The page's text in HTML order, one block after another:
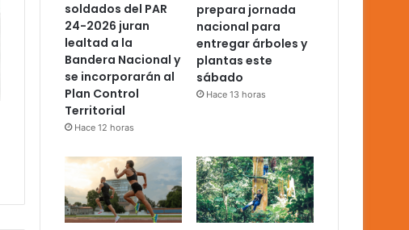
soldados del PAR
24-2026 juran
lealtad a la
Bandera Nacional y
se incorporarán al
Plan Control
Territorial
Hace 12 horas
prepara jornada
nacional para
entregar árboles y
plantas este
sábado
Hace 13 horas